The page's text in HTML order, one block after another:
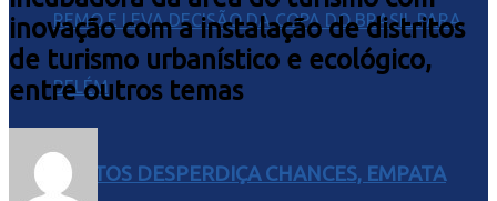
SANTOS DESPERDIÇA CHANCES, EMPATA
inovação com a instalação de distritos
de turismo urbanístico e ecológico,
entre outros temas